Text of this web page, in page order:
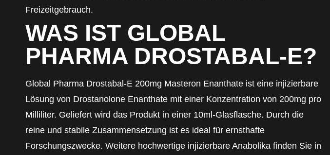
Freizeitgebrauch.
WAS IST GLOBAL
PHARMA DROSTABAL-E?
Global Pharma Drostabal-E 200mg Masteron Enanthate ist eine injizierbare
Lösung von Drostanolone Enanthate mit einer Konzentration von 200mg pro
Milliliter. Geliefert wird das Produkt in einer 10ml-Glasflasche. Durch die
reine und stabile Zusammensetzung ist es ideal für ernsthafte
Forschungszwecke. Weitere hochwertige injizierbare Anabolika finden Sie in